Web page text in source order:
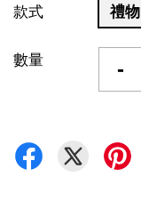
款式 禮物
數量 -